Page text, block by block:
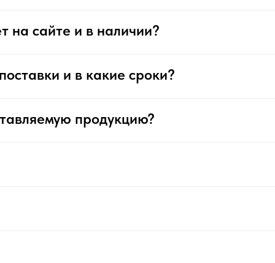
на сайте и в наличии?
и в какие сроки?
продукцию?